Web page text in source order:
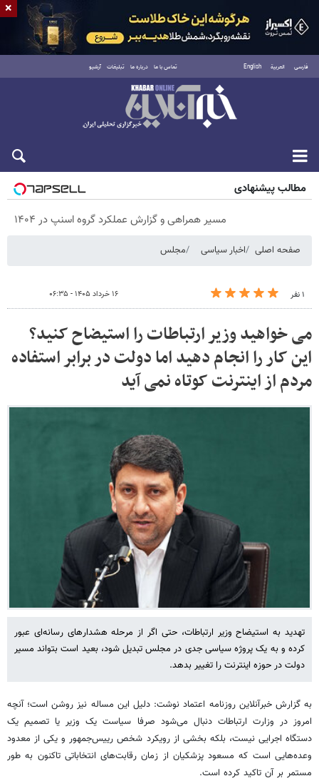
فارسی العربية English تماس با ما درباره ما تبلیغات آرشیو
پنجشنبه ۱۵ مرداد ۱۴۰۵
مطالب پیشنهادی
مسیر همراهی و گزارش عملکرد گروه اسنپ در ۱۴۰۴
صفحه اصلی اخبار سیاسی مجلس
۱ نفر ۱۶ خرداد ۱۴۰۵ - ۰۶:۳۵
می خواهید وزیر ارتباطات را استیضاح کنید؟
این کار را انجام دهید اما دولت در برابر استفاده
مردم از اینترنت کوتاه نمی آید
تهدید به استیضاح وزیر ارتباطات، حتی اگر از مرحله هشدارهای رسانه‌ای عبور
کرده و به یک پروژه سیاسی جدی در مجلس تبدیل شود، بعید است بتواند مسیر
دولت در حوزه اینترنت را تغییر بدهد.
به گزارش خبرآنلاین روزنامه اعتماد نوشت: دلیل این مساله نیز روشن است؛ آنچه
امروز در وزارت ارتباطات دنبال می‌شود صرفا سیاست یک وزیر یا تصمیم یک
دستگاه اجرایی نیست، بلکه بخشی از رویکرد شخص رییس‌جمهور و یکی از معدود
وعده‌هایی است که مسعود پزشکیان از زمان رقابت‌های انتخاباتی تاکنون به‌ طور
مستمر بر آن تاکید کرده است.
×